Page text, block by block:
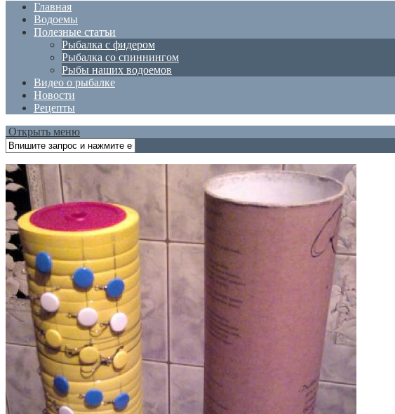
Главная
Водоемы
Полезные статъи
Рыбалка с фидером
Рыбалка со спиннингом
Рыбы наших водоемов
Видео о рыбалке
Новости
Рецепты
Открыть меню